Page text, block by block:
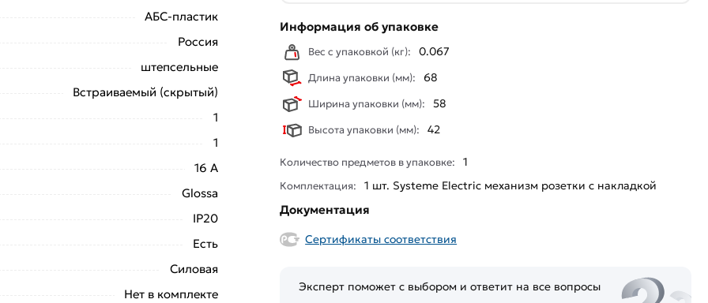
АБС-пластик
Россия
штепсельные
Встраиваемый (скрытый)
1
1
16 А
Glossa
IP20
Есть
Силовая
Нет в комплекте
Информация об упаковке
Вес с упаковкой (кг): 0.067
Длина упаковки (мм): 68
Ширина упаковки (мм): 58
Высота упаковки (мм): 42
Количество предметов в упаковке: 1
Комплектация: 1 шт. Systeme Electric механизм розетки с накладкой
Документация
Сертификаты соответствия
Эксперт поможет с выбором и ответит на все вопросы